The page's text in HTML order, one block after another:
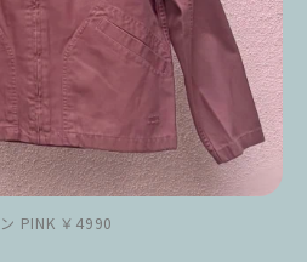
PINK ￥4990